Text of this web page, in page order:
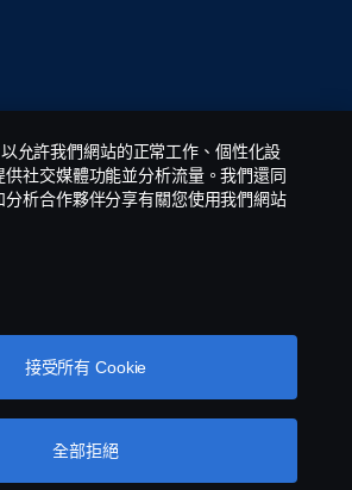
All rights reserved.
允許我們網站的正常工作、個性化設
供社交媒體功能並分析流量。我們還同
分析合作夥伴分享有關您使用我們網站
全部拒絕
接受所有 Cookie